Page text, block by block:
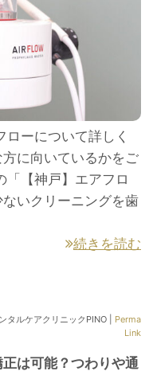
ーについて詳しく
に向いているかをご
「【神戸】エアフロ
いクリーニングを歯
続きを読む
タルケアクリニックPINO
Perma
Link
正は可能？つわりや通